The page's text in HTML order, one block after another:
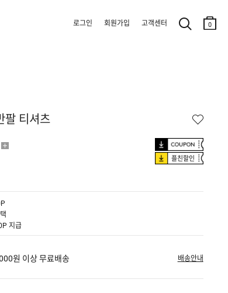
로그인 회원가입 고객센터 0
팔 티셔츠
플친할인
지급
원 이상 무료배송 배송안내